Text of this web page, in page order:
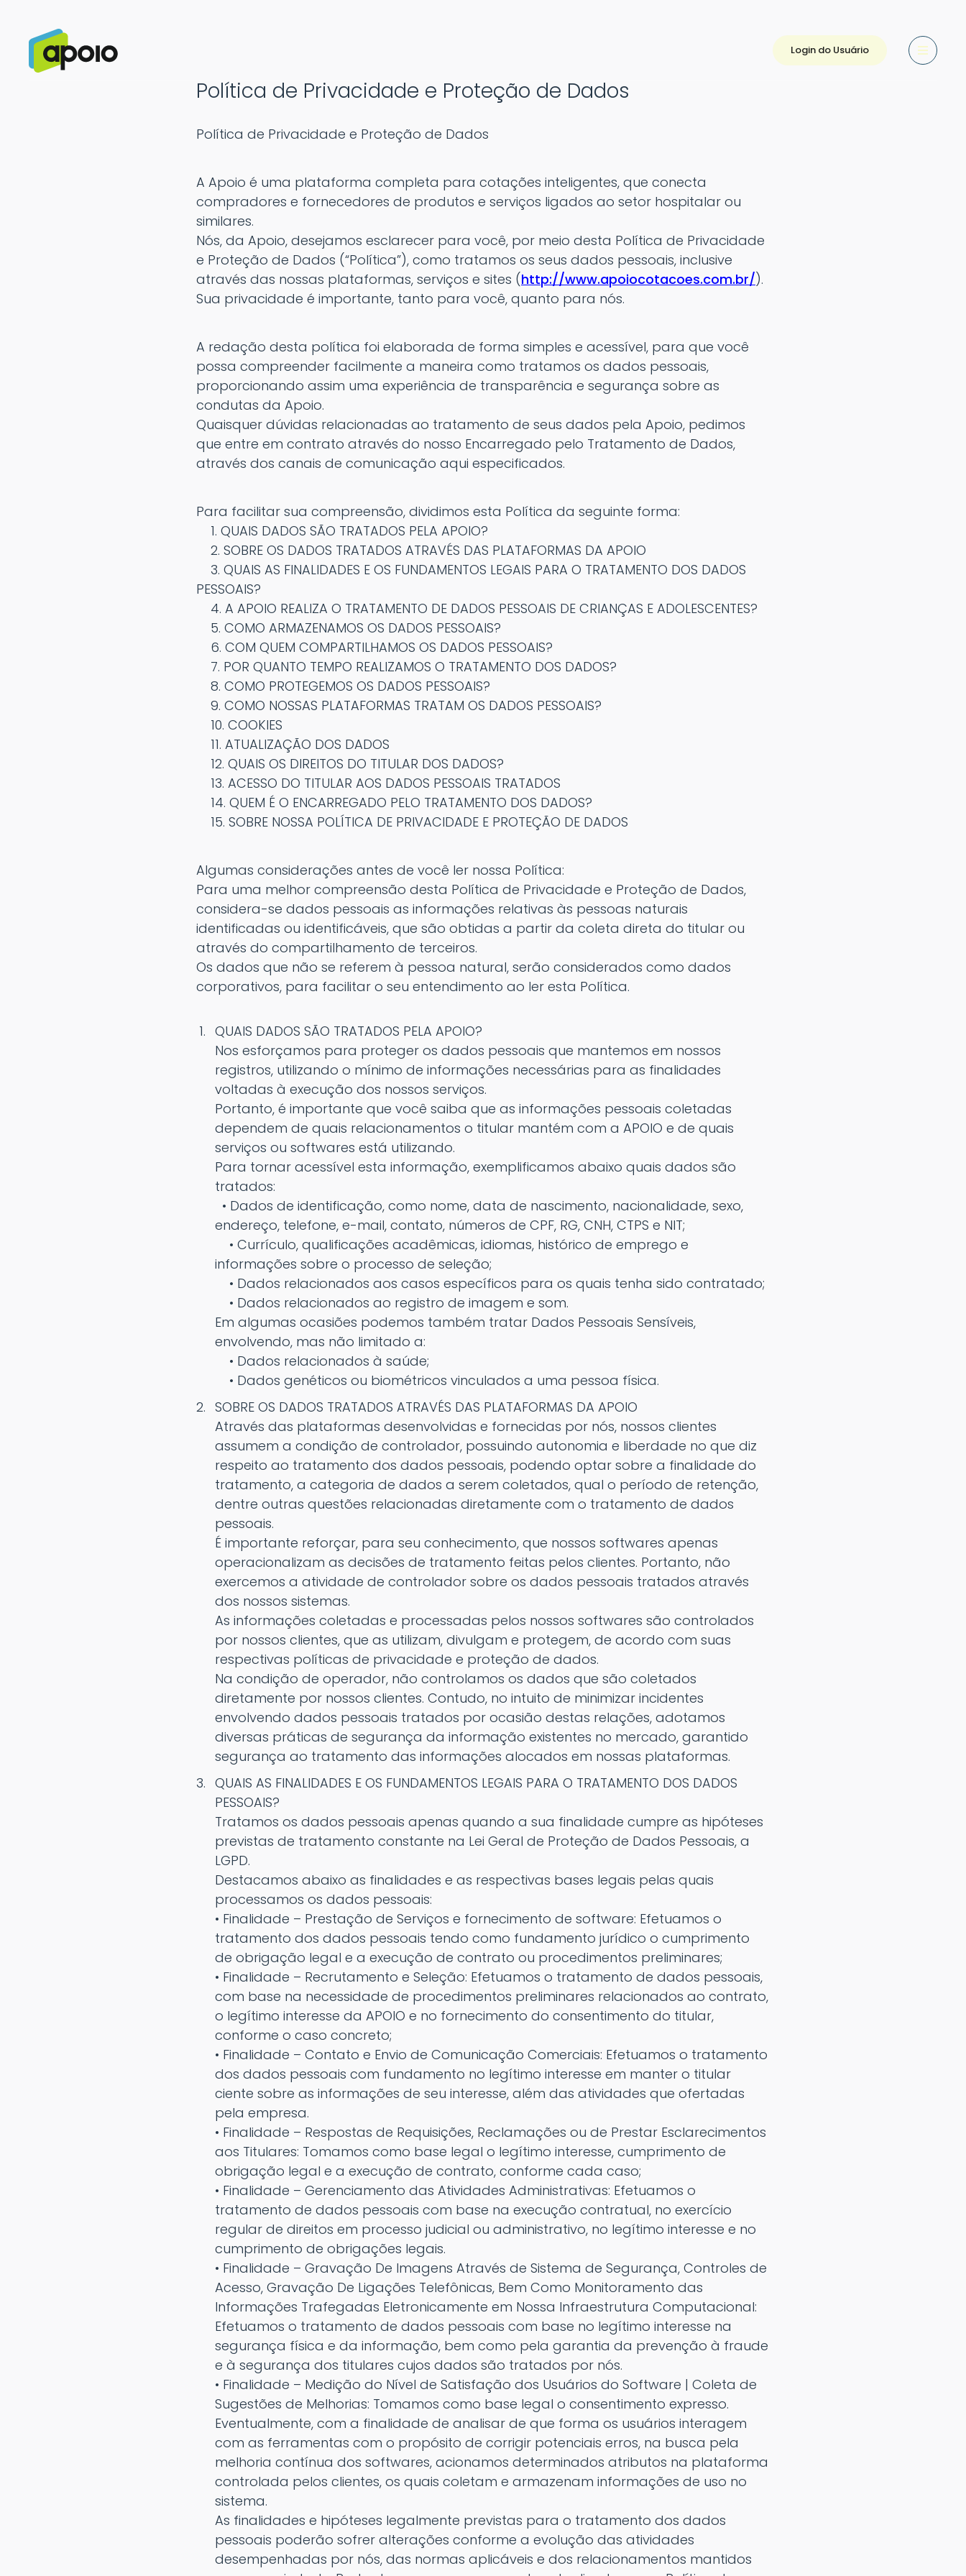
Login do Usuário
Política de Privacidade e Proteção de Dados
Política de Privacidade e Proteção de Dados
A Apoio é uma plataforma completa para cotações inteligentes, que conecta
compradores e fornecedores de produtos e serviços ligados ao setor hospitalar ou
similares.
Nós, da Apoio, desejamos esclarecer para você, por meio desta Política de Privacidade
e Proteção de Dados (“Política”), como tratamos os seus dados pessoais, inclusive
através das nossas plataformas, serviços e sites (http://www.apoiocotacoes.com.br/).
Sua privacidade é importante, tanto para você, quanto para nós.
A redação desta política foi elaborada de forma simples e acessível, para que você
possa compreender facilmente a maneira como tratamos os dados pessoais,
proporcionando assim uma experiência de transparência e segurança sobre as
condutas da Apoio.
Quaisquer dúvidas relacionadas ao tratamento de seus dados pela Apoio, pedimos
que entre em contrato através do nosso Encarregado pelo Tratamento de Dados,
através dos canais de comunicação aqui especificados.
Para facilitar sua compreensão, dividimos esta Política da seguinte forma:
1. QUAIS DADOS SÃO TRATADOS PELA APOIO?
2. SOBRE OS DADOS TRATADOS ATRAVÉS DAS PLATAFORMAS DA APOIO
3. QUAIS AS FINALIDADES E OS FUNDAMENTOS LEGAIS PARA O TRATAMENTO DOS DADOS
PESSOAIS?
4. A APOIO REALIZA O TRATAMENTO DE DADOS PESSOAIS DE CRIANÇAS E ADOLESCENTES?
5. COMO ARMAZENAMOS OS DADOS PESSOAIS?
6. COM QUEM COMPARTILHAMOS OS DADOS PESSOAIS?
7. POR QUANTO TEMPO REALIZAMOS O TRATAMENTO DOS DADOS?
8. COMO PROTEGEMOS OS DADOS PESSOAIS?
9. COMO NOSSAS PLATAFORMAS TRATAM OS DADOS PESSOAIS?
10. COOKIES
11. ATUALIZAÇÃO DOS DADOS
12. QUAIS OS DIREITOS DO TITULAR DOS DADOS?
13. ACESSO DO TITULAR AOS DADOS PESSOAIS TRATADOS
14. QUEM É O ENCARREGADO PELO TRATAMENTO DOS DADOS?
15. SOBRE NOSSA POLÍTICA DE PRIVACIDADE E PROTEÇÃO DE DADOS
Algumas considerações antes de você ler nossa Política:
Para uma melhor compreensão desta Política de Privacidade e Proteção de Dados,
considera-se dados pessoais as informações relativas às pessoas naturais
identificadas ou identificáveis, que são obtidas a partir da coleta direta do titular ou
através do compartilhamento de terceiros.
Os dados que não se referem à pessoa natural, serão considerados como dados
corporativos, para facilitar o seu entendimento ao ler esta Política.
QUAIS DADOS SÃO TRATADOS PELA APOIO?
Nos esforçamos para proteger os dados pessoais que mantemos em nossos
registros, utilizando o mínimo de informações necessárias para as finalidades
voltadas à execução dos nossos serviços.
Portanto, é importante que você saiba que as informações pessoais coletadas
dependem de quais relacionamentos o titular mantém com a APOIO e de quais
serviços ou softwares está utilizando.
Para tornar acessível esta informação, exemplificamos abaixo quais dados são
tratados:
• Dados de identificação, como nome, data de nascimento, nacionalidade, sexo,
endereço, telefone, e-mail, contato, números de CPF, RG, CNH, CTPS e NIT;
• Currículo, qualificações acadêmicas, idiomas, histórico de emprego e
informações sobre o processo de seleção;
• Dados relacionados aos casos específicos para os quais tenha sido contratado;
• Dados relacionados ao registro de imagem e som.
Em algumas ocasiões podemos também tratar Dados Pessoais Sensíveis,
envolvendo, mas não limitado a:
• Dados relacionados à saúde;
• Dados genéticos ou biométricos vinculados a uma pessoa física.
SOBRE OS DADOS TRATADOS ATRAVÉS DAS PLATAFORMAS DA APOIO
Através das plataformas desenvolvidas e fornecidas por nós, nossos clientes
assumem a condição de controlador, possuindo autonomia e liberdade no que diz
respeito ao tratamento dos dados pessoais, podendo optar sobre a finalidade do
tratamento, a categoria de dados a serem coletados, qual o período de retenção,
dentre outras questões relacionadas diretamente com o tratamento de dados
pessoais.
É importante reforçar, para seu conhecimento, que nossos softwares apenas
operacionalizam as decisões de tratamento feitas pelos clientes. Portanto, não
exercemos a atividade de controlador sobre os dados pessoais tratados através
dos nossos sistemas.
As informações coletadas e processadas pelos nossos softwares são controlados
por nossos clientes, que as utilizam, divulgam e protegem, de acordo com suas
respectivas políticas de privacidade e proteção de dados.
Na condição de operador, não controlamos os dados que são coletados
diretamente por nossos clientes. Contudo, no intuito de minimizar incidentes
envolvendo dados pessoais tratados por ocasião destas relações, adotamos
diversas práticas de segurança da informação existentes no mercado, garantido
segurança ao tratamento das informações alocados em nossas plataformas.
QUAIS AS FINALIDADES E OS FUNDAMENTOS LEGAIS PARA O TRATAMENTO DOS DADOS
PESSOAIS?
Tratamos os dados pessoais apenas quando a sua finalidade cumpre as hipóteses
previstas de tratamento constante na Lei Geral de Proteção de Dados Pessoais, a
LGPD.
Destacamos abaixo as finalidades e as respectivas bases legais pelas quais
processamos os dados pessoais:
• Finalidade – Prestação de Serviços e fornecimento de software: Efetuamos o
tratamento dos dados pessoais tendo como fundamento jurídico o cumprimento
de obrigação legal e a execução de contrato ou procedimentos preliminares;
• Finalidade – Recrutamento e Seleção: Efetuamos o tratamento de dados pessoais,
com base na necessidade de procedimentos preliminares relacionados ao contrato,
o legítimo interesse da APOIO e no fornecimento do consentimento do titular,
conforme o caso concreto;
• Finalidade – Contato e Envio de Comunicação Comerciais: Efetuamos o tratamento
dos dados pessoais com fundamento no legítimo interesse em manter o titular
ciente sobre as informações de seu interesse, além das atividades que ofertadas
pela empresa.
• Finalidade – Respostas de Requisições, Reclamações ou de Prestar Esclarecimentos
aos Titulares: Tomamos como base legal o legítimo interesse, cumprimento de
obrigação legal e a execução de contrato, conforme cada caso;
• Finalidade – Gerenciamento das Atividades Administrativas: Efetuamos o
tratamento de dados pessoais com base na execução contratual, no exercício
regular de direitos em processo judicial ou administrativo, no legítimo interesse e no
cumprimento de obrigações legais.
• Finalidade – Gravação De Imagens Através de Sistema de Segurança, Controles de
Acesso, Gravação De Ligações Telefônicas, Bem Como Monitoramento das
Informações Trafegadas Eletronicamente em Nossa Infraestrutura Computacional:
Efetuamos o tratamento de dados pessoais com base no legítimo interesse na
segurança física e da informação, bem como pela garantia da prevenção à fraude
e à segurança dos titulares cujos dados são tratados por nós.
• Finalidade – Medição do Nível de Satisfação dos Usuários do Software | Coleta de
Sugestões de Melhorias: Tomamos como base legal o consentimento expresso.
Eventualmente, com a finalidade de analisar de que forma os usuários interagem
com as ferramentas com o propósito de corrigir potenciais erros, na busca pela
melhoria contínua dos softwares, acionamos determinados atributos na plataforma
controlada pelos clientes, os quais coletam e armazenam informações de uso no
sistema.
As finalidades e hipóteses legalmente previstas para o tratamento dos dados
pessoais poderão sofrer alterações conforme a evolução das atividades
desempenhadas por nós, das normas aplicáveis e dos relacionamentos mantidos